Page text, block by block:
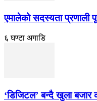
एमालेको सदस्यता प्रणाली
६ घण्टा अगाडि
‘डिजिटल’ बन्दै खुला बजार